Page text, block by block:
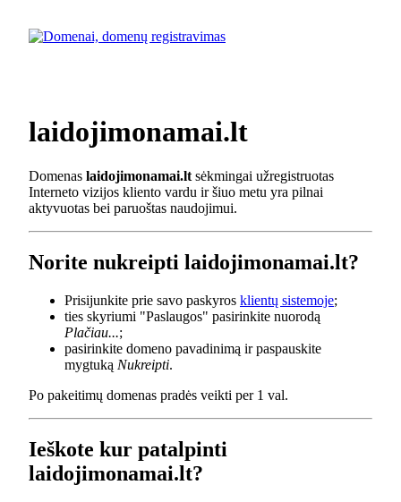
laidojimonamai.lt
Domenas laidojimonamai.lt sėkmingai užregistruotas
Interneto vizijos kliento vardu ir šiuo metu yra pilnai
aktyvuotas bei paruoštas naudojimui.
Norite nukreipti laidojimonamai.lt?
Prisijunkite prie savo paskyros klientų sistemoje;
ties skyriumi "Paslaugos" pasirinkite nuorodą
Plačiau...;
pasirinkite domeno pavadinimą ir paspauskite
mygtuką Nukreipti.
Po pakeitimų domenas pradės veikti per 1 val.
Ieškote kur patalpinti
laidojimonamai.lt?